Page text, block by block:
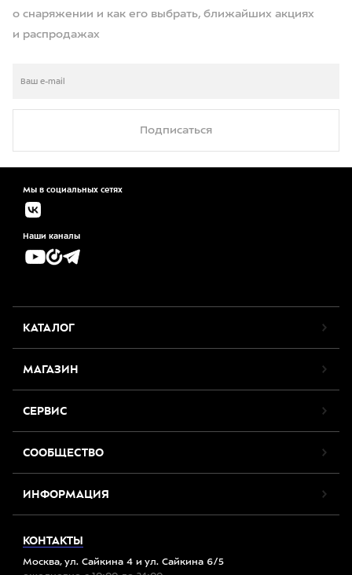
о снаряжении и как его выбрать, ближайших акциях
и распродажах
Подписаться
Мы в социальных сетях
Наши каналы
КАТАЛОГ
МАГАЗИН
СЕРВИС
СООБЩЕСТВО
ИНФОРМАЦИЯ
КОНТАКТЫ
Москва, ул. Сайкина 4 и ул. Сайкина 6/5